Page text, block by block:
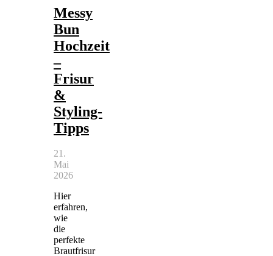
Messy
Bun
Hochzeit
–
Frisur
&
Styling-
Tipps
21.
Mai
2026
Hier
erfahren,
wie
die
perfekte
Brautfrisur